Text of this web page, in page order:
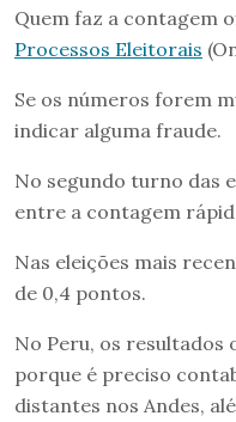
Quem faz a contagem
Processos Eleitorais
Se os números forem
indicar alguma fraude.
No segundo turno das
entre a contagem
Nas eleições mais
de 0,4 pontos.
No Peru, os
porque é preciso
distantes nos Andes,